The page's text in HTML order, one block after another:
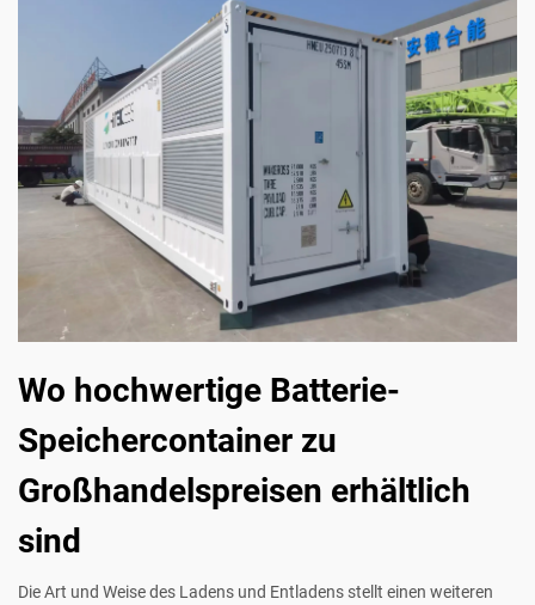
Wo hochwertige Batterie-
Speichercontainer zu
Großhandelspreisen erhältlich
sind
Die Art und Weise des Ladens und Entladens stellt einen weiteren